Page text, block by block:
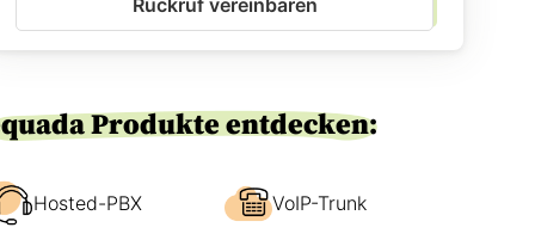
e
n
r
S
-
E
i
e
Rückruf vereinbaren
Produkte entdecken:
Hosted-PBX VoIP-Trunk